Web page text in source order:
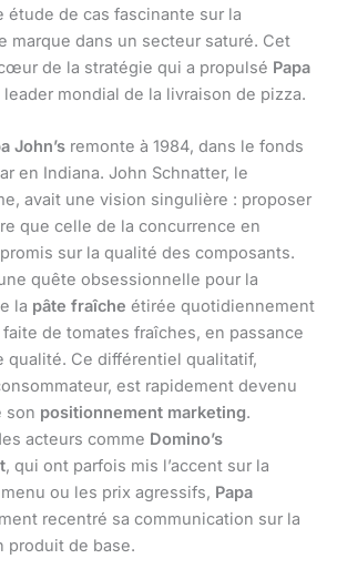
étude de cas fascinante sur la
marque dans un secteur saturé. Cet
de la stratégie qui a propulsé Papa
leader mondial de la livraison de pizza.
John’s remonte à 1984, dans le fonds
en Indiana. John Schnatter, le
avait une vision singulière : proposer
que celle de la concurrence en
sur la qualité des composants.
quête obsessionnelle pour la
la pâte fraîche étirée quotidiennement
de tomates fraîches, en passance
qualité. Ce différentiel qualitatif,
est rapidement devenu
son positionnement marketing.
acteurs comme Domino’s
, qui ont parfois mis l’accent sur la
ou les prix agressifs, Papa
recentré sa communication sur la
produit de base.